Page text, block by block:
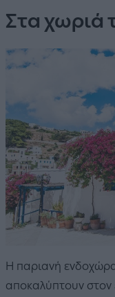
Στα χωριά
Η παριανή
αποκαλύπτουν στον